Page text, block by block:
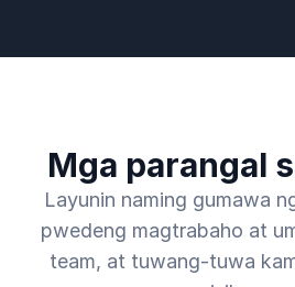
Mga parangal
Layunin naming gumawa
pwedeng magtrabaho at
team, at tuwang-tuwa